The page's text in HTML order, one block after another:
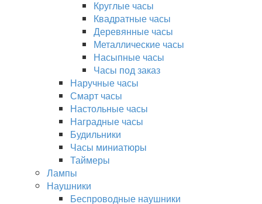
Круглые часы
Квадратные часы
Деревянные часы
Металлические часы
Насыпные часы
Часы под заказ
Наручные часы
Смарт часы
Настольные часы
Наградные часы
Будильники
Часы миниатюры
Таймеры
Лампы
Наушники
Беспроводные наушники